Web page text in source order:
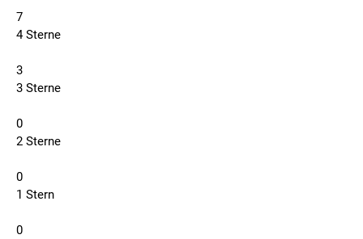
7
4 Sterne
3
3 Sterne
0
2 Sterne
0
1 Stern
0